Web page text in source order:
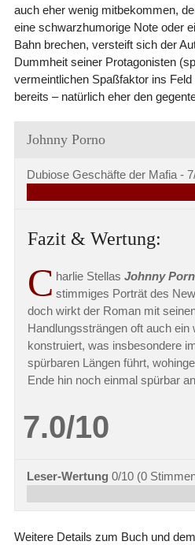
auch eher wenig mitbekommen,
eine schwarzhumorige Note oder
Bahn brechen, versteift sich der
Dummheit seiner Protagonisten
vermeintlichen Spaßfaktor ins
bereits – natürlich eher den
Johnny Porno
Dubiose Geschäfte der Mafia -
Fazit & Wertung:
C harlie Stellas Johnny
stimmiges Porträt des
doch wirkt der Roman mit
Handlungssträngen oft auch ein
konstruiert, was insbesondere
spürbaren Längen führt,
Ende hin noch einmal spürbar
7.0/10
Leser-Wertung 0/10 (0
Weitere Details zum Buch und